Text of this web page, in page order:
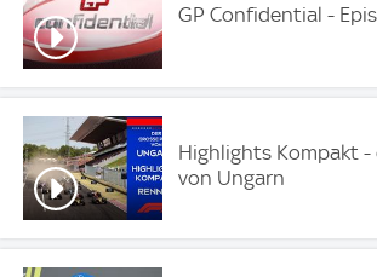
GP Confidential -
Highlights Kompakt -
von Ungarn